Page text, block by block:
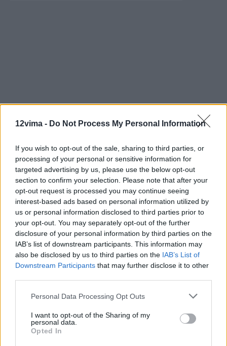
12vima - Do Not Process My Personal Information
If you wish to opt-out of the sale, sharing to third parties, or
processing of your personal or sensitive information for
targeted advertising by us, please use the below opt-out
section to confirm your selection. Please note that after your
opt-out request is processed you may continue seeing
interest-based ads based on personal information utilized by
us or personal information disclosed to third parties prior to
your opt-out. You may separately opt-out of the further
disclosure of your personal information by third parties on the
IAB’s list of downstream participants. This information may
also be disclosed by us to third parties on the IAB’s List of
Downstream Participants that may further disclose it to other
Personal Data Processing Opt Outs
I want to opt-out of the Sharing of my
personal data.
Opted In